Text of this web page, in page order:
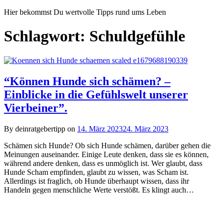
Hier bekommst Du wertvolle Tipps rund ums Leben
Schlagwort: Schuldgefühle
“Können Hunde sich schämen? –
Einblicke in die Gefühlswelt unserer
Vierbeiner”.
By deinratgebertipp on 14. März 202324. März 2023
Schämen sich Hunde? Ob sich Hunde schämen, darüber gehen die
Meinungen auseinander. Einige Leute denken, dass sie es können,
während andere denken, dass es unmöglich ist. Wer glaubt, dass
Hunde Scham empfinden, glaubt zu wissen, was Scham ist.
Allerdings ist fraglich, ob Hunde überhaupt wissen, dass ihr
Handeln gegen menschliche Werte verstößt. Es klingt auch…